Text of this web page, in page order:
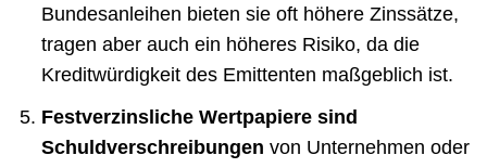
Bundesanleihen bieten sie oft höhere Zinssätze,
tragen aber auch ein höheres Risiko, da die
Kreditwürdigkeit des Emittenten maßgeblich ist.
Festverzinsliche Wertpapiere sind
Schuldverschreibungen von Unternehmen oder